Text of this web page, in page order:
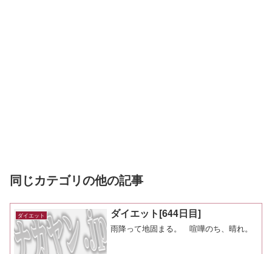
同じカテゴリの他の記事
ダイエット ダイエット[644日目]
雨降って地固まる。 喧嘩のち、晴れ。